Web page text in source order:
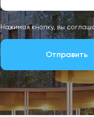
Нажимая кнопку, вы
Отправить